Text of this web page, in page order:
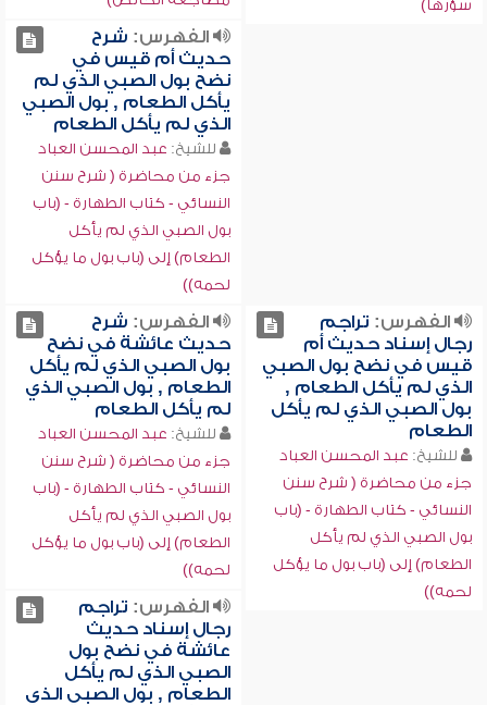
سؤرها)
الفهرس: شرح
حديث أم قيس في
نضح بول الصبي الذي لم
يأكل الطعام , بول الصبي
الذي لم يأكل الطعام
للشيخ: عبد المحسن العباد
جزء من محاضرة ( شرح سنن
النسائي - كتاب الطهارة - (باب
بول الصبي الذي لم يأكل
الطعام) إلى (باب بول ما يؤكل
لحمه))
الفهرس: تراجم
رجال إسناد حديث أم
قيس في نضح بول الصبي
الذي لم يأكل الطعام ,
بول الصبي الذي لم يأكل
الطعام
للشيخ: عبد المحسن العباد
جزء من محاضرة ( شرح سنن
النسائي - كتاب الطهارة - (باب
بول الصبي الذي لم يأكل
الطعام) إلى (باب بول ما يؤكل
لحمه))
الفهرس: شرح
حديث عائشة في نضح
بول الصبي الذي لم يأكل
الطعام , بول الصبي الذي
لم يأكل الطعام
للشيخ: عبد المحسن العباد
جزء من محاضرة ( شرح سنن
النسائي - كتاب الطهارة - (باب
بول الصبي الذي لم يأكل
الطعام) إلى (باب بول ما يؤكل
لحمه))
الفهرس: تراجم
رجال إسناد حديث
عائشة في نضح بول
الصبي الذي لم يأكل
الطعام , بول الصبي الذي